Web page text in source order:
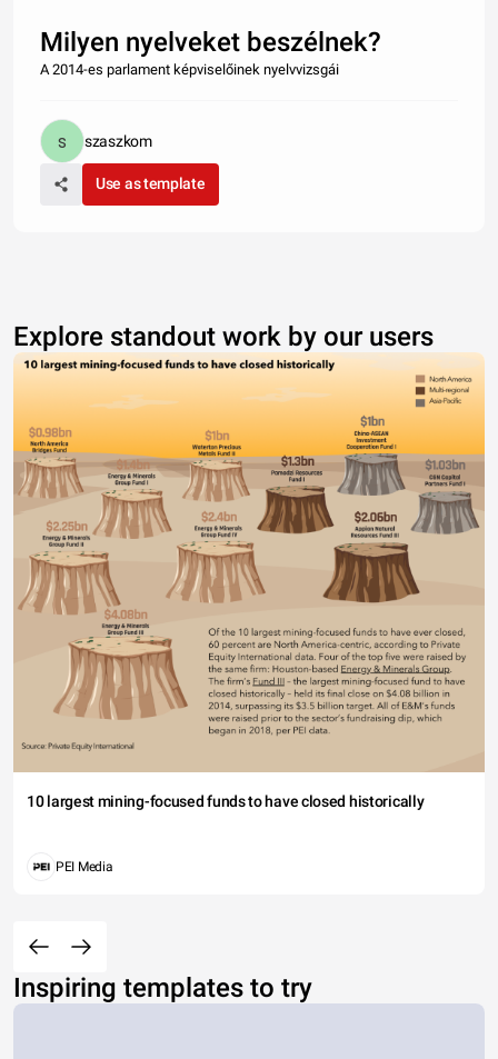
Milyen nyelveket beszélnek?
A 2014-es parlament képviselőinek nyelvvizsgái
szaszkom
Use as template
Explore standout work by our users
10 largest mining-focused funds to have closed historically
PEI Media
Inspiring templates to try